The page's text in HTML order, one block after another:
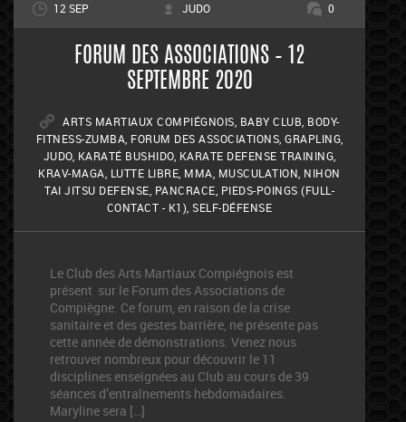
12 SEP JUDO 0
FORUM DES ASSOCIATIONS – 12
SEPTEMBRE 2020
ARTS MARTIAUX COMPIÉGNOIS BABY CLUB BODY-
FITNESS-ZUMBA FORUM DES ASSOCIATIONS GRAPLING
JUDO, KARATÉ BUSHIDO, KARATE DEFENSE TRAINING
KRAV-MAGA LUTTE LIBRE MMA MUSCULATION NIHON
TAI JITSU DEFENSE PANCRACE PIEDS-POINGS (FULL-
CONTACT - K1) ,SELF-DÉFENSE
Le Club des Arts Martiaux Compiégnois est
présent sur le Forum des Associations de
Compiègne. Ce forum, en raison de la crise
sanitaire et des gestes barrière, ne présente pas
cette année de démonstrations. Venez nous
retrouver nombreux pour découvrir le 11
disciplines enseignées au Club au cours de 39
séances d’entraînements hebdomadaires.
Maryline sera […]